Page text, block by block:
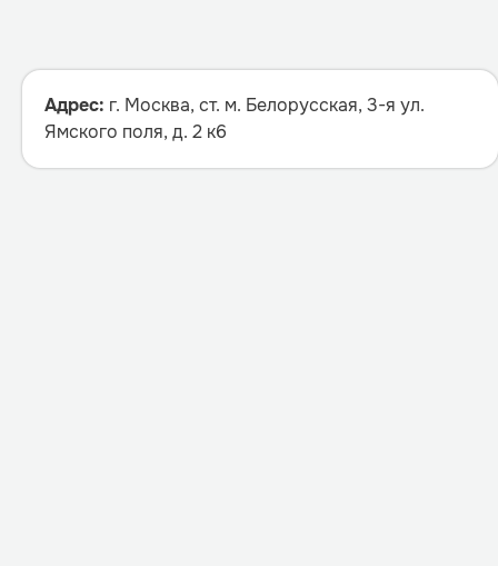
Адрес: г. Москва, ст. м. Белорусская, 3-я ул.
Ямского поля, д. 2 к6